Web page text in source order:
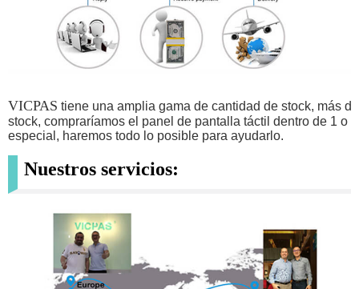
VICPAS tiene una amplia gama de cantidad de stock, más
stock, compraríamos el panel de pantalla táctil dentro de 1 o
especial, haremos todo lo posible para ayudarlo.
Nuestros servicios: